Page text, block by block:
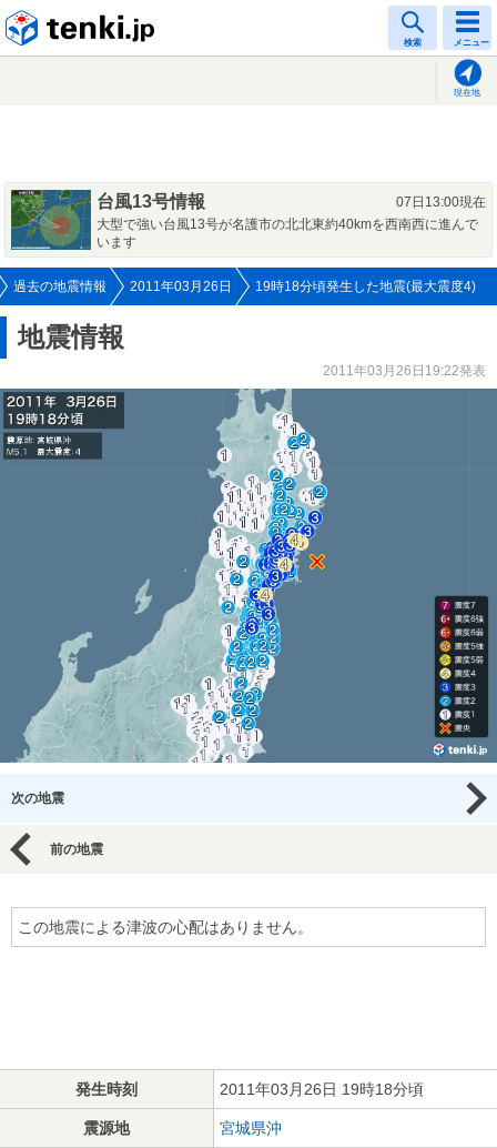
検索 メニュー
現在地
台風13号情報
07日13:00現在
大型で強い台風13号が名護市の北北東約40kmを西南西に進んで
います
過去の地震情報 2011年03月26日 19時18分頃発生した地震(最大震度4)
地震情報
2011年03月26日19:22発表
次の地震
前の地震
この地震による津波の心配はありません。
発生時刻 2011年03月26日 19時18分頃
震源地 宮城県沖